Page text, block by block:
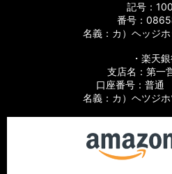
記号：
番号：
名義：カ）ヘッジ
・楽天
支店名：第一
口座番号：普
名義：カ）ヘツジ